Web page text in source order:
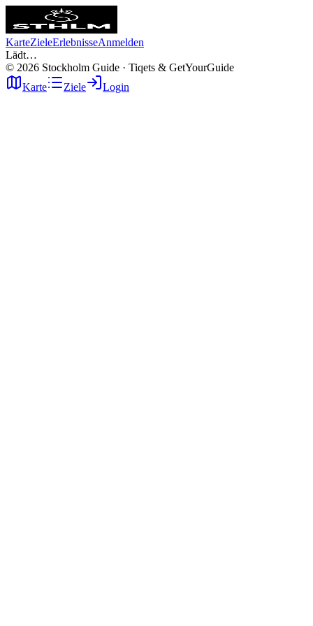
KarteZieleErlebnisseAnmelden
Lädt…
© 2026 Stockholm Guide · Tiqets & GetYourGuide
Karte
Ziele Login